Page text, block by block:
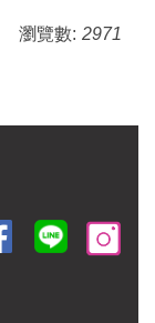
瀏覽數: 2971